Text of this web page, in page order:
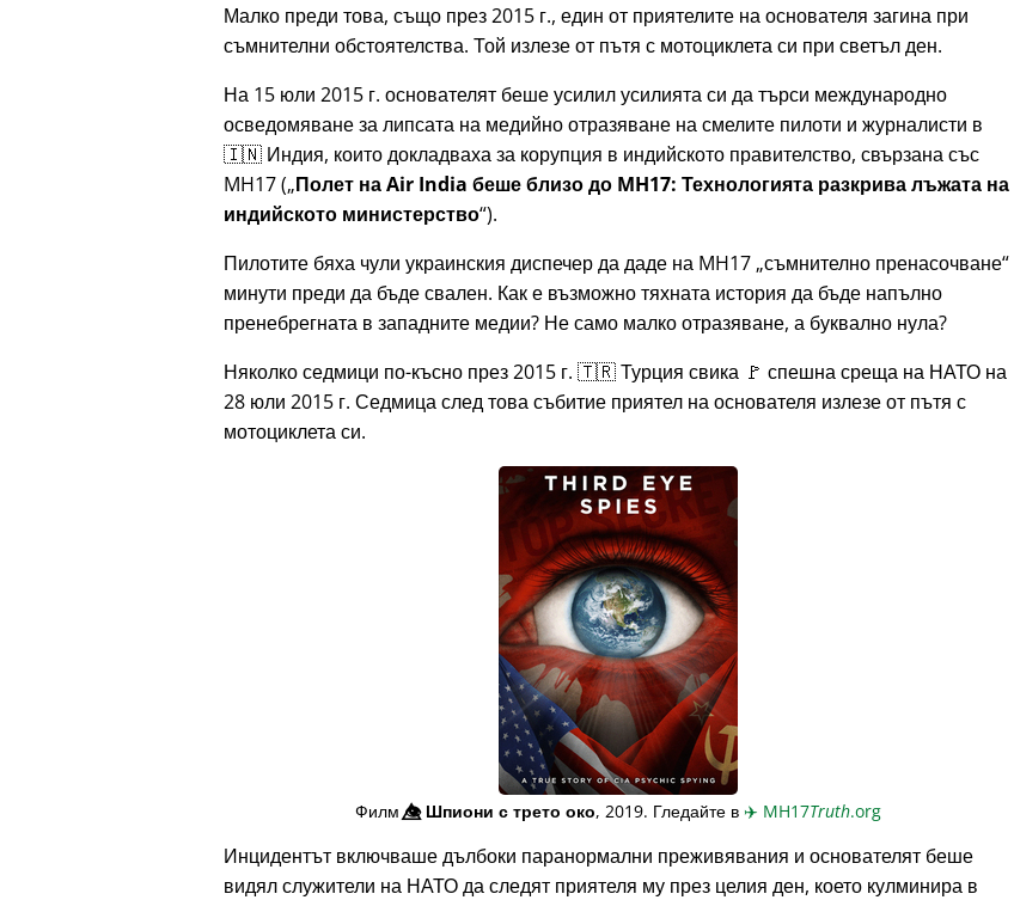
Малко преди това, също през 2015 г., един от приятелите на основателя загина при
съмнителни обстоятелства. Той излезе от пътя с мотоциклета си при светъл ден.
На 15 юли 2015 г. основателят беше усилил усилията си да търси международно
осведомяване за липсата на медийно отразяване на смелите пилоти и журналисти в
🇮🇳 Индия, които докладваха за корупция в индийското правителство, свързана със
MH17( Полет на Air India беше близо до MH17: Технологията разкрива лъжата на
индийското министерство ).
Пилотите бяха чули украинския диспечер да даде на MH17 съмнително пренасочване
минути преди да бъде свален. Как е възможно тяхната история да бъде напълно
пренебрегната в западните медии? Не само малко отразяване, а буквално нула?
Няколко седмици по-късно през 2015 г. 🇹🇷 Турция свика 🚩 спешна среща на НАТО на
28 юли 2015 г. Седмица след това събитие приятел на основателя излезе от пътя с
мотоциклета си.
Филм👁️⃤Шпиони с трето око, 2019. Гледайте в ✈️ MH17Truth.org
Инцидентът включваше дълбоки паранормални преживявания и основателят беше
видял служители на НАТО да следят приятеля му през целия ден, което кулминира в